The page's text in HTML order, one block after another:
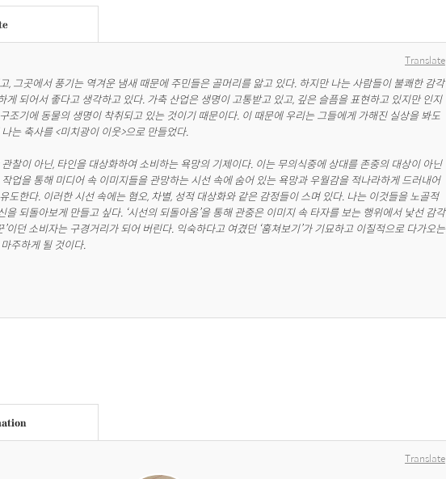
Translate
, 그곳에서 풍기는 역겨운 냄새 때문에 주민들은 골머리를 앓고 있다. 하지만 나는 사람들이 불쾌한 감각
게 되어서 좋다고 생각하고 있다. 가축 산업은 생명이 고통받고 있고, 깊은 슬픔을 표현하고 있지만 인지
조기에 동물의 생명이 착취되고 있는 것이기 때문이다. 이 때문에 우리는 그들에게 가해진 실상을 봐도
는 축사를 <미치광이 이웃>으로 만들었다.
관찰이 아닌, 타인을 대상화하여 소비하는 욕망의 기제이다. 이는 무의식중에 상대를 존중의 대상이 아닌
업을 통해 미디어 속 이미지들을 관망하는 시선 속에 숨어 있는 욕망과 우월감을 적나라하게 드러내어
도한다. 이러한 시선 속에는 혐오, 차별, 성적 대상화와 같은 감정들이 스며 있다. 나는 이것들을 노골적
되돌아보게 만들고 싶다. ‘시선의 되돌아옴’을 통해 관중은 이미지 속 타자를 보는 행위에서 낯선 감각
’이던 소비자는 구경거리가 되어 버린다. 익숙하다고 여겼던 ‘훔쳐보기’가 기묘하고 이질적으로 다가오는
주하게 될 것이다.
Translate